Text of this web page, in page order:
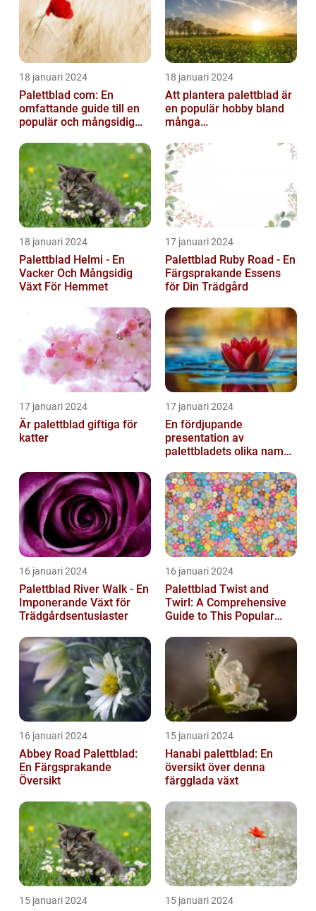
18 januari 2024
Palettblad com: En
omfattande guide till en
populär och mångsidig
18 januari 2024
Att plantera palettblad är
en populär hobby bland
många
kan bidra till att ...
18 januari 2024
Palettblad Helmi - En
Vacker Och Mångsidig
Växt För Hemmet
17 januari 2024
Palettblad Ruby Road - En
Färgsprakande Essens
för Din Trädgård
17 januari 2024
Är palettblad giftiga för
katter
17 januari 2024
En fördjupande
presentation av
palettbladets olika namn
16 januari 2024
Palettblad River Walk - En
Imponerande Växt för
Trädgårdsentusiaster
16 januari 2024
Palettblad Twist and
Twirl: A Comprehensive
Guide to This Popular
16 januari 2024
Abbey Road Palettblad:
En Färgsprakande
Översikt
15 januari 2024
Hanabi palettblad: En
översikt över denna
färgglada växt
15 januari 2024 15 januari 2024